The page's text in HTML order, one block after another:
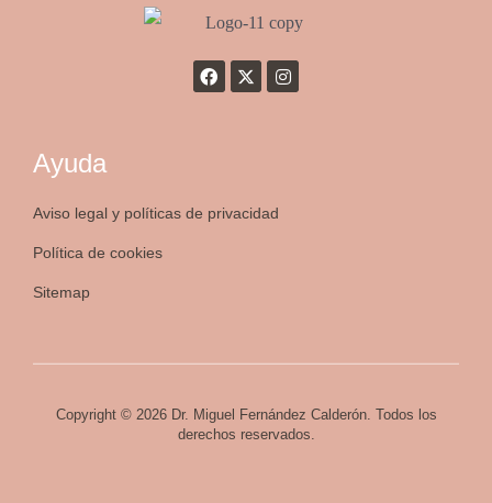
Ayuda
Aviso legal y políticas de privacidad
Política de cookies
Sitemap
Copyright © 2026 Dr. Miguel Fernández Calderón. Todos los
derechos reservados.